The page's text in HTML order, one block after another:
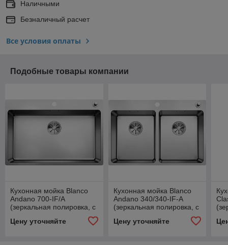
Наличными
Безналичный расчет
Все условия оплаты
Подобные товары компании
Кухонная мойка Blanco
Andano 700-IF/A
(зеркальная полировка, с
Цену уточняйте
Кухонная мойка Blanco
Andano 340/340-IF-A
(зеркальная полировка, с
Цену уточняйте